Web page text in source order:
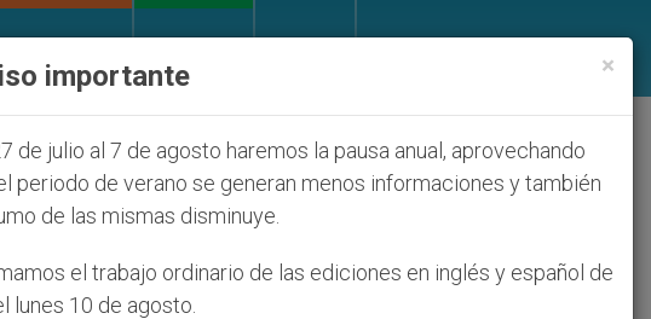
×
importante
de julio al 7 de agosto haremos la pausa anual, aprovechando
periodo de verano se generan menos informaciones y también
de las mismas disminuye.
el trabajo ordinario de las ediciones en inglés y español de
lunes 10 de agosto.